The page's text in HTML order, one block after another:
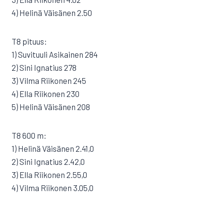
4) Helinä Väisänen 2.50
T8 pituus:
1) Suvituuli Asikainen 284
2) Sini Ignatius 278
3) Vilma Riikonen 245
4) Ella Riikonen 230
5) Helinä Väisänen 208
T8 600 m:
1) Helinä Väisänen 2.41,0
2) Sini Ignatius 2.42,0
3) Ella Riikonen 2.55,0
4) Vilma Riikonen 3.05,0